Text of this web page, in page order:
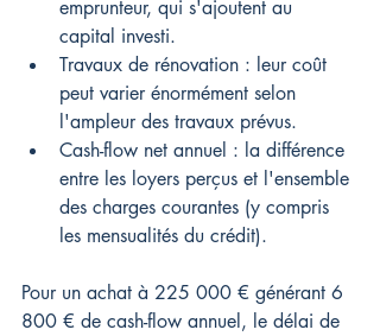
emprunteur, qui s'ajoutent au
capital investi.
Travaux de rénovation : leur coût
peut varier énormément selon
l'ampleur des travaux prévus.
Cash-flow net annuel : la différence
entre les loyers perçus et l'ensemble
des charges courantes (y compris
les mensualités du crédit).
Pour un achat à 225 000 € générant 6
800 € de cash-flow annuel, le délai de